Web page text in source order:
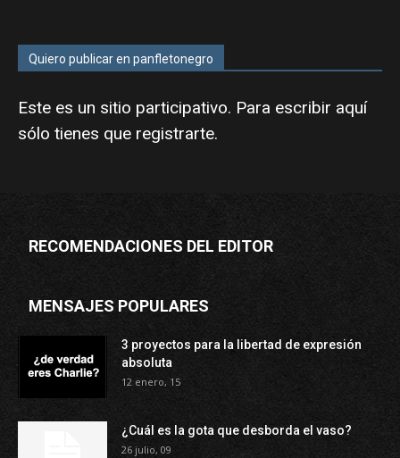
Quiero publicar en panfletonegro
Este es un sitio participativo. Para escribir aquí
sólo tienes que registrarte.
RECOMENDACIONES DEL EDITOR
MENSAJES POPULARES
3 proyectos para la libertad de expresión
absoluta
12 enero, 15
¿Cuál es la gota que desborda el vaso?
26 julio, 09